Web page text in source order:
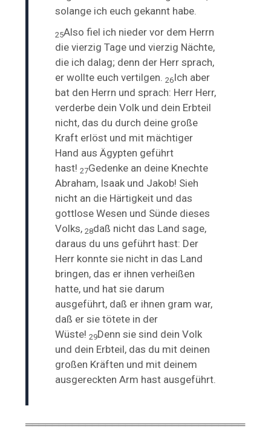
solange ich euch gekannt habe.
25Also fiel ich nieder vor dem Herrn
die vierzig Tage und vierzig Nächte,
die ich dalag; denn der Herr sprach,
er wollte euch vertilgen. 26Ich aber
bat den Herrn und sprach: Herr Herr,
verderbe dein Volk und dein Erbteil
nicht, das du durch deine große
Kraft erlöst und mit mächtiger
Hand aus Ägypten geführt
hast!27Gedenke an deine Knechte
Abraham, Isaak und Jakob! Sieh
nicht an die Härtigkeit und das
gottlose Wesen und Sünde dieses
Volks,28daß nicht das Land sage,
daraus du uns geführt hast: Der
Herr konnte sie nicht in das Land
bringen, das er ihnen verheißen
hatte, und hat sie darum
ausgeführt, daß er ihnen gram war,
daß er sie tötete in der
Wüste! 29Denn sie sind dein Volk
und dein Erbteil, das du mit deinen
großen Kräften und mit deinem
ausgereckten Arm hast ausgeführt.
═════════════════════════════════